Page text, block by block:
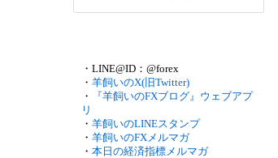
・LINE@ID：@forex
・ 羊飼いのX(旧Twitter)
・
『羊飼いのFXブログ』ウェブアプ
リ
・ 羊飼いのLINEスタンプ
・ 羊飼いのFXメルマガ
・ 本日の経済指標メルマガ